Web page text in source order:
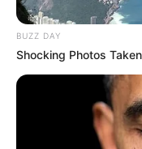
BUZZ DAY
Shocking Photos